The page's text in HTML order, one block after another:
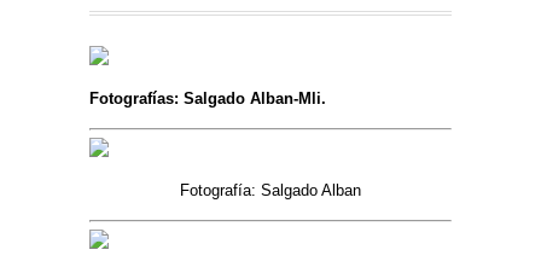
Fotografías: Salgado Alban-Mli.
Fotografía: Salgado Alban